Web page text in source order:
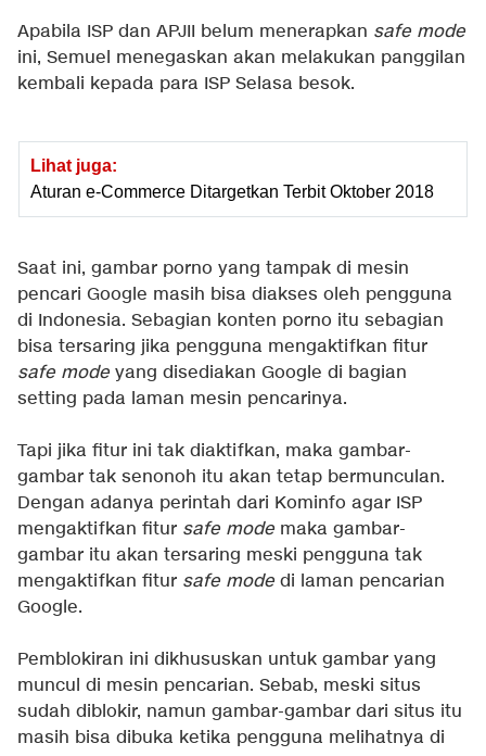
Apabila ISP dan APJII belum menerapkan safe mode
ini, Semuel menegaskan akan melakukan panggilan
kembali kepada para ISP Selasa besok.
Lihat juga:
Aturan e-Commerce Ditargetkan Terbit Oktober 2018
Saat ini, gambar porno yang tampak di mesin
pencari Google masih bisa diakses oleh pengguna
di Indonesia. Sebagian konten porno itu sebagian
bisa tersaring jika pengguna mengaktifkan fitur
safe mode yang disediakan Google di bagian
setting pada laman mesin pencarinya.
Tapi jika fitur ini tak diaktifkan, maka gambar-
gambar tak senonoh itu akan tetap bermunculan.
Dengan adanya perintah dari Kominfo agar ISP
mengaktifkan fitur safe mode maka gambar-
gambar itu akan tersaring meski pengguna tak
mengaktifkan fitur safe mode di laman pencarian
Google.
Pemblokiran ini dikhususkan untuk gambar yang
muncul di mesin pencarian. Sebab, meski situs
sudah diblokir, namun gambar-gambar dari situs itu
masih bisa dibuka ketika pengguna melihatnya di